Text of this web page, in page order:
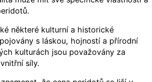
některé kulturní a historické
s láskou, hojností a přírodní
kulturách jsou považovány za
síly.